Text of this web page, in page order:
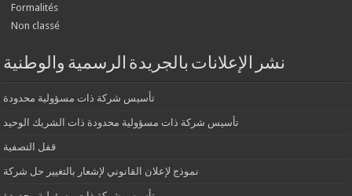
Formalités
Non classé
نشر الإعلانات بالجريدة الرسمية والوطنية
تأسيس شركة ذات مسؤولية محدودة
تأسيس شركة ذات مسؤولية محدودة ذات الشريك الوحيد
قفل التصفية
نموذج لإعلان القانوني لإشعار بالتغيير حل شركة